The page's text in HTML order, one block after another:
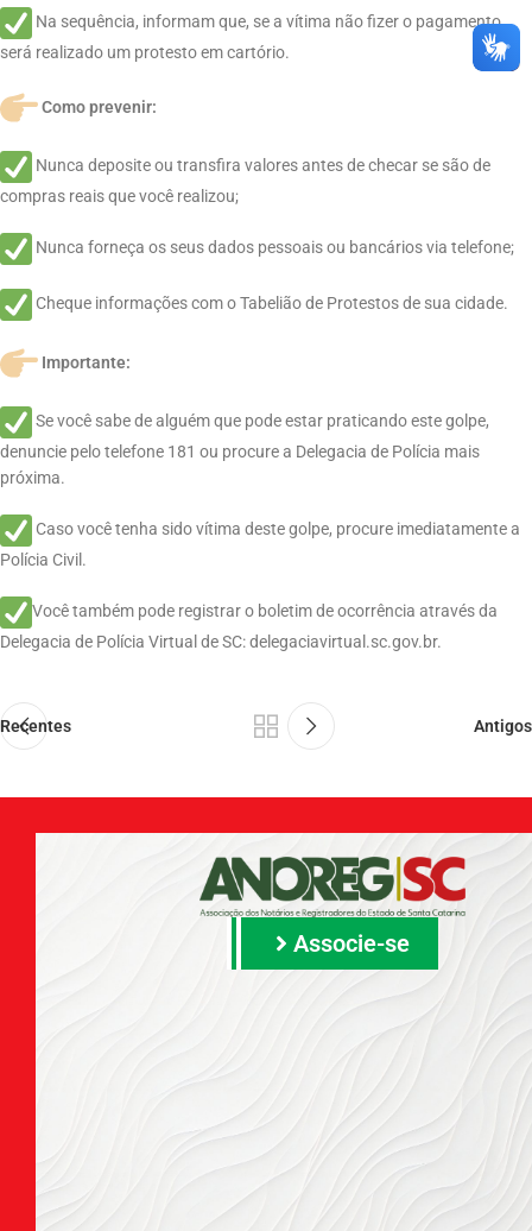
Na sequência, informam que, se a vítima não fizer o pagamento,
será realizado um protesto em cartório.
Como prevenir:
Nunca deposite ou transfira valores antes de checar se são de
compras reais que você realizou;
Nunca forneça os seus dados pessoais ou bancários via telefone;
Cheque informações com o Tabelião de Protestos de sua cidade.
Importante:
Se você sabe de alguém que pode estar praticando este golpe,
denuncie pelo telefone 181 ou procure a Delegacia de Polícia mais
próxima.
Caso você tenha sido vítima deste golpe, procure imediatamente a
Polícia Civil.
Você também pode registrar o boletim de ocorrência através da
Delegacia de Polícia Virtual de SC: delegaciavirtual.sc.gov.br.
Recentes Antigos
Associe-se